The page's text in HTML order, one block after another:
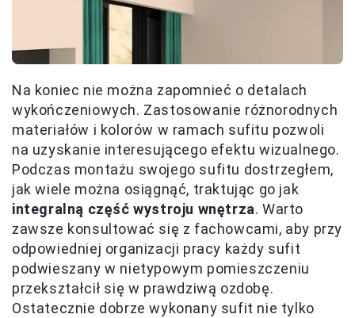
Na koniec nie można zapomnieć o detalach
wykończeniowych. Zastosowanie różnorodnych
materiałów i kolorów w ramach sufitu pozwoli
na uzyskanie interesującego efektu wizualnego.
Podczas montażu swojego sufitu dostrzegłem,
jak wiele można osiągnąć, traktując go jak
integralną część wystroju wnętrza. Warto
zawsze konsultować się z fachowcami, aby przy
odpowiedniej organizacji pracy każdy sufit
podwieszany w nietypowym pomieszczeniu
przekształcił się w prawdziwą ozdobę.
Ostatecznie dobrze wykonany sufit nie tylko